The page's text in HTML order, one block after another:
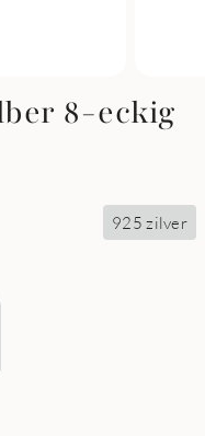
8-eckig
925 zilver